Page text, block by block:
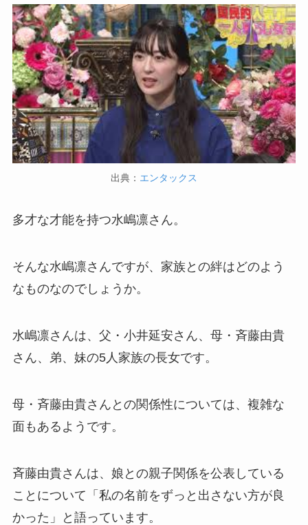
出典： エンタックス
多才な才能を持つ水嶋凛さん。
そんな水嶋凛さんですが、家族との絆はどのよう
なものなのでしょうか。
水嶋凛さんは、父・小井延安さん、母・斉藤由貴
さん、弟、妹の5人家族の長女です。
母・斉藤由貴さんとの関係性については、複雑な
面もあるようです。
斉藤由貴さんは、娘との親子関係を公表している
ことについて「私の名前をずっと出さない方が良
かった」と語っています。